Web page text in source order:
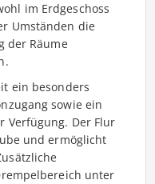
im Erdgeschoss
Umständen die
der Räume
ein besonders
sowie ein
Verfügung. Der Flur
und ermöglicht
unter